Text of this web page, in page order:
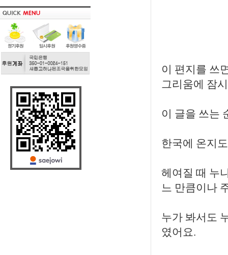
이 편지를 쓰
그리움에 잠
이 글을 쓰는
한국에 온지
헤여질 때 누
느 만큼이나
누가 봐서도
였어요.